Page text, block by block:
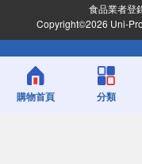
食品業者登
Copyright©2026 Uni-
購物首頁 分類